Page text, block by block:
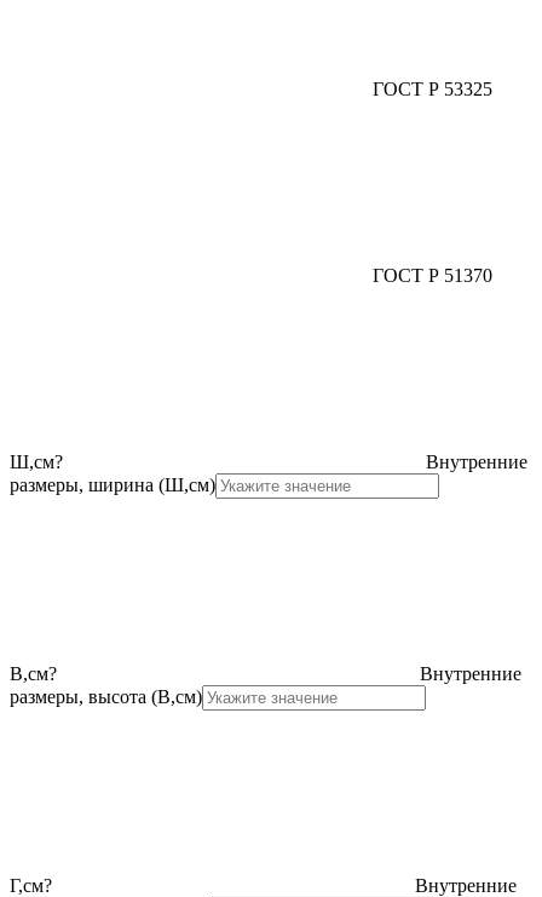
ГОСТ Р 53325
ГОСТ Р 51370
Ш,см?
Внутренние
размеры, ширина (Ш,см)
В,см?
Внутренние
размеры, высота (В,см)
Г,см?
Внутренние